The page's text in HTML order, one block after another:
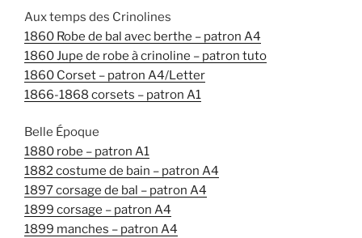
Aux temps des Crinolines
1860 Robe de bal avec berthe – patron A4
1860 Jupe de robe à crinoline – patron tuto
1860 Corset – patron A4/Letter
1866-1868 corsets – patron A1
Belle Époque
1880 robe – patron A1
1882 costume de bain – patron A4
1897 corsage de bal – patron A4
1899 corsage – patron A4
1899 manches – patron A4